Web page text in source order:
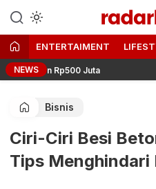
Informasi Berita
Terkini Hari Ini
ENTERTAIMENT
NEWS
Rp500 Juta Pajak
Bisnis
Ciri-Ciri Besi
Tips Menghindari